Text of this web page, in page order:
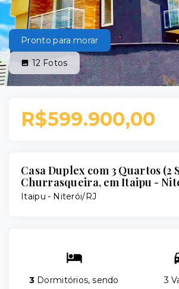
Pronto para morar
12 Fotos
R$599.900,00
Casa Duplex com 3 Quartos (2
Churrasqueira, em Itaipu -
Itaipu - Niterói/RJ
3 Dormitórios, sendo
3